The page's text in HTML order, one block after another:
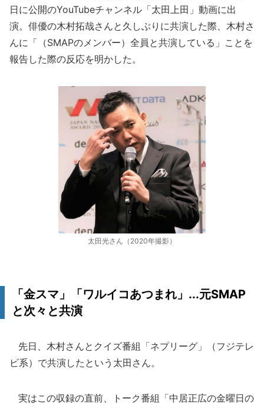
日に公開のYouTubeチャンネル「太田上田」動画に出
演。俳優の木村拓哉さんと久しぶりに共演した際、木村さ
んに「（SMAPのメンバー）全員と共演している」ことを
報告した際の反応を明かした。
太田光さん（2020年撮影）
「金スマ」「ワルイコあつまれ」...元SMAP
と次々と共演
先日、木村さんとクイズ番組「ネプリーグ」（フジテレ
ビ系）で共演したという太田さん。
実はこの収録の直前、トーク番組「中居正広の金曜日の